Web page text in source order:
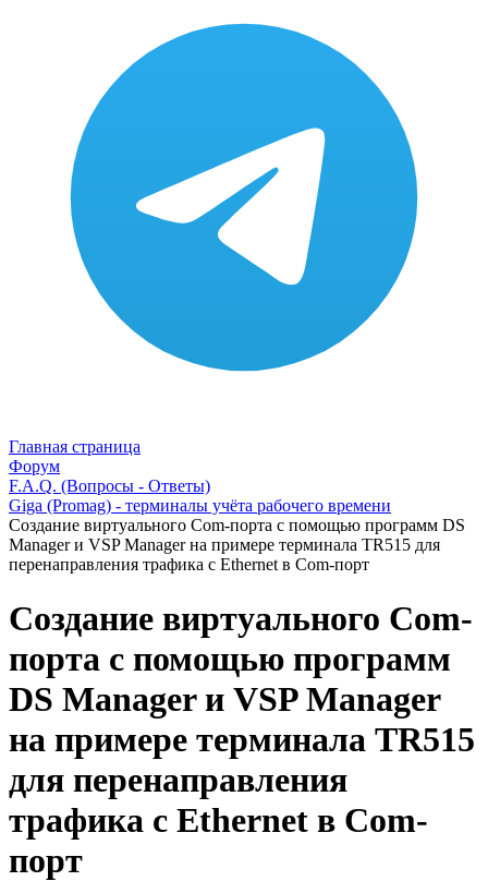
Главная страница
Форум
F.A.Q. (Вопросы - Ответы)
Giga (Promag) - терминалы учёта рабочего времени
Создание виртуального Com-порта с помощью программ DS
Manager и VSP Manager на примере терминала TR515 для
перенаправления трафика с Ethernet в Com-порт
Создание виртуального Com-
порта с помощью программ
DS Manager и VSP Manager
на примере терминала TR515
для перенаправления
трафика с Ethernet в Com-
порт